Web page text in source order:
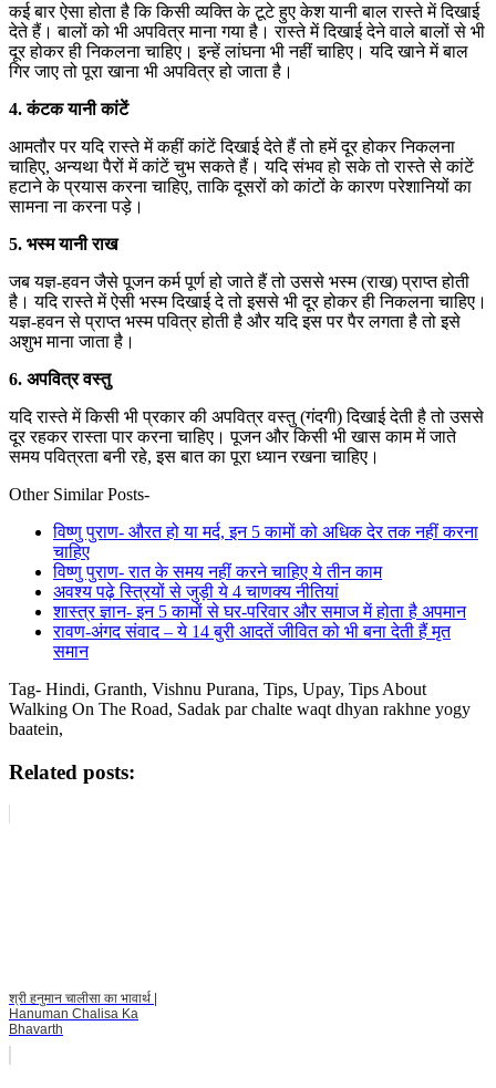
कई बार ऐसा होता है कि किसी व्यक्ति के टूटे हुए केश यानी बाल रास्ते में दिखाई
देते हैं। बालों को भी अपवित्र माना गया है। रास्ते में दिखाई देने वाले बालों से भी
दूर होकर ही निकलना चाहिए। इन्हें लांघना भी नहीं चाहिए। यदि खाने में बाल
गिर जाए तो पूरा खाना भी अपवित्र हो जाता है।
4. कंटक यानी कांटें
आमतौर पर यदि रास्ते में कहीं कांटें दिखाई देते हैं तो हमें दूर होकर निकलना
चाहिए, अन्यथा पैरों में कांटें चुभ सकते हैं। यदि संभव हो सके तो रास्ते से कांटें
हटाने के प्रयास करना चाहिए, ताकि दूसरों को कांटों के कारण परेशानियों का
सामना ना करना पड़े।
5. भस्म यानी राख
जब यज्ञ-हवन जैसे पूजन कर्म पूर्ण हो जाते हैं तो उससे भस्म (राख) प्राप्त होती
है। यदि रास्ते में ऐसी भस्म दिखाई दे तो इससे भी दूर होकर ही निकलना चाहिए।
यज्ञ-हवन से प्राप्त भस्म पवित्र होती है और यदि इस पर पैर लगता है तो इसे
अशुभ माना जाता है।
6. अपवित्र वस्तु
यदि रास्ते में किसी भी प्रकार की अपवित्र वस्तु (गंदगी) दिखाई देती है तो उससे
दूर रहकर रास्ता पार करना चाहिए। पूजन और किसी भी खास काम में जाते
समय पवित्रता बनी रहे, इस बात का पूरा ध्यान रखना चाहिए।
Other Similar Posts-
विष्णु पुराण- औरत हो या मर्द, इन 5 कामों को अधिक देर तक नहीं करना
चाहिए
विष्णु पुराण- रात के समय नहीं करने चाहिए ये तीन काम
अवश्य पढ़े स्त्रियों से जुड़ी ये 4 चाणक्य नीतियां
शास्त्र ज्ञान- इन 5 कामों से घर-परिवार और समाज में होता है अपमान
रावण-अंगद संवाद – ये 14 बुरी आदतें जीवित को भी बना देती हैं मृत
समान
Tag- Hindi, Granth, Vishnu Purana, Tips, Upay, Tips About
Walking On The Road, Sadak par chalte waqt dhyan rakhne yogy
baatein,
Related posts:
श्री हनुमान चालीसा का भावार्थ |
Hanuman Chalisa Ka
Bhavarth